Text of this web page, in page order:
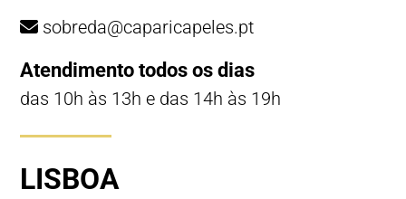
sobreda@caparicapeles.pt
Atendimento todos os dias
das 10h às 13h e das 14h às 19h
LISBOA